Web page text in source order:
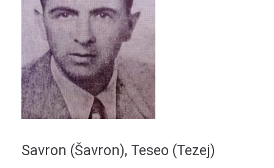
Savron (Šavron), Teseo (Tezej)